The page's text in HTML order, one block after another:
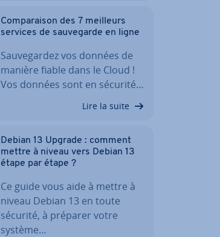
Com­pa­rai­son des 7 meilleurs
services de sau­ve­garde en ligne
Sau­ve­gar­dez vos données de
manière fiable dans le Cloud !
Vos données sont en sécurité…
Lire la suite
Debian 13 Upgrade : comment
mettre à niveau vers Debian 13
étape par étape ?
Ce guide vous aide à mettre à
niveau Debian 13 en toute
sécurité, à préparer votre
système…